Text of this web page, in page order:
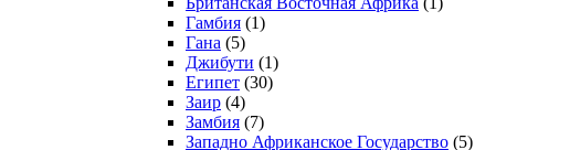
Гамбия (1)
Гана (5)
Джибути (1)
Египет (30)
Заир (4)
Замбия (7)
Западно Африканское Государство (5)